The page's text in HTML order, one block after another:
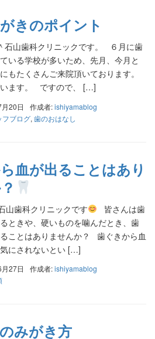
きのポイント
石山歯科クリニックです。 ６月に歯
いる学校が多いため、先月、今月と
もたくさんご来院頂いております。
ます。 ですので、 […]
20日 作成者:ishiyamablog
フブログ, 歯のおはなし
血が出ることはあり
山歯科クリニックです
皆さんは歯
ときや、硬いものを噛んだとき、歯
ことはありませんか？ 歯ぐきから血
にされないとい […]
27日 作成者:ishiyamablog
みがき方